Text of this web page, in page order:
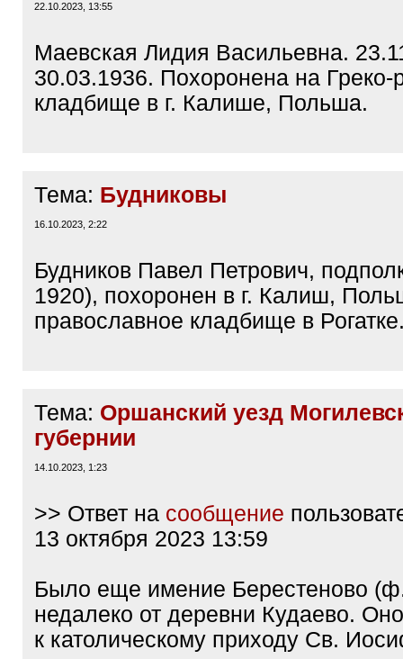
22.10.2023, 13:55
Маевская Лидия Васильевна.
30.03.1936. Похоронена на Греко-
кладбище в г. Калише, Польша.
Тема: Будниковы
16.10.2023, 2:22
Будников Павел Петрович,
1920), похоронен в г. Калиш,
православное кладбище в
Тема: Оршанский уезд
губернии
14.10.2023, 1:23
>> Ответ на сообщение
13 октября 2023 13:59
Было еще имение Берестеново
недалеко от деревни Кудаево.
к католическому приходу Св.